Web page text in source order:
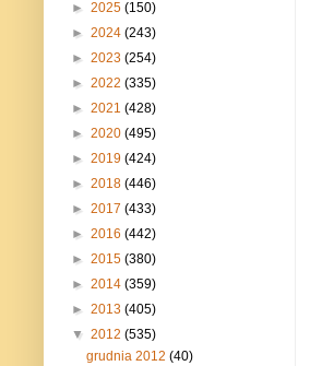
► 2025 (150)
► 2024 (243)
► 2023 (254)
► 2022 (335)
► 2021 (428)
► 2020 (495)
► 2019 (424)
► 2018 (446)
► 2017 (433)
► 2016 (442)
► 2015 (380)
► 2014 (359)
► 2013 (405)
▼ 2012 (535)
grudnia 2012(40)